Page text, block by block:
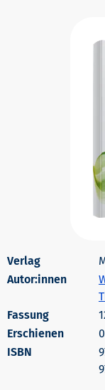
Autor:innen
Erschienen